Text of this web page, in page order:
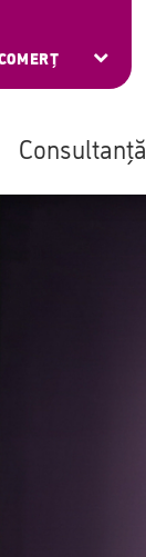
Consultanță